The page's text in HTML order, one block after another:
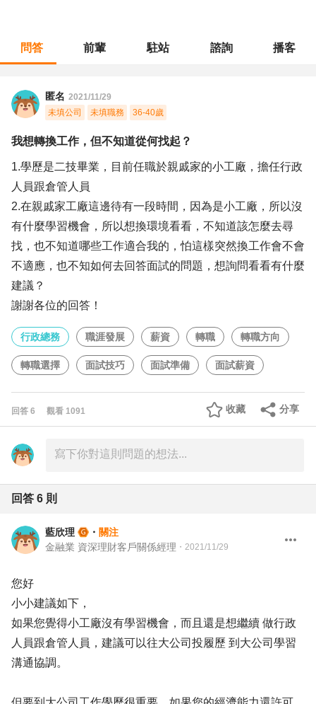
問答 前輩 駐站 諮詢 播客
匿名 2021/11/29
未填公司
未填職務 36-40歲
我想轉換工作，但不知道從何找起？
1.學歷是二技畢業，目前任職於親戚家的小工廠，擔任行政
人員跟倉管人員
2.在親戚家工廠這邊待有一段時間，因為是小工廠，所以沒
有什麼學習機會，所以想換環境看看，不知道該怎麼去尋
找，也不知道哪些工作適合我的，怕這樣突然換工作會不會
不適應，也不知如何去回答面試的問題，想詢問看看有什麼
建議？
謝謝各位的回答！
行政總務 職涯發展 薪資 轉職 轉職方向
轉職選擇 面試技巧 面試準備 面試薪資
回答 6 觀看 1091 分享
收藏
回答 6 則
藍欣理 ・ 關注
金融業 資深理財客戶關係經理 ・ 2021/11/29
您好
小小建議如下，
如果您覺得小工廠沒有學習機會，而且還是想繼續 做行政
人員跟倉管人員，建議可以往大公司投履歷 到大公司學習
溝通協調。